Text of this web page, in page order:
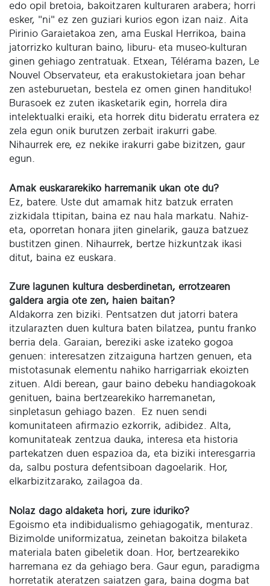
edo opil bretoia, bakoitzaren kulturaren arabera; horri
esker, "ni" ez zen guziari kurios egon izan naiz. Aita
Pirinio Garaietakoa zen, ama Euskal Herrikoa, baina
jatorrizko kulturan baino, liburu- eta museo-kulturan
ginen gehiago zentratuak. Etxean, Télérama bazen, Le
Nouvel Observateur, eta erakustokietara joan behar
zen asteburuetan, bestela ez omen ginen handituko!
Burasoek ez zuten ikasketarik egin, horrela dira
intelektualki eraiki, eta horrek ditu bideratu erratera ez
zela egun onik burutzen zerbait irakurri gabe.
Nihaurrek ere, ez nekike irakurri gabe bizitzen, gaur
egun.
Amak euskararekiko harremanik ukan ote du?
Ez, batere. Uste dut amamak hitz batzuk erraten
zizkidala ttipitan, baina ez nau hala markatu. Nahiz-
eta, oporretan honara jiten ginelarik, gauza batzuez
bustitzen ginen. Nihaurrek, bertze hizkuntzak ikasi
ditut, baina ez euskara.
Zure lagunen kultura desberdinetan, errotzearen
galdera argia ote zen, haien baitan?
Aldakorra zen biziki. Pentsatzen dut jatorri batera
itzularazten duen kultura baten bilatzea, puntu franko
berria dela. Garaian, bereziki aske izateko gogoa
genuen: interesatzen zitzaiguna hartzen genuen, eta
mistotasunak elementu nahiko harrigarriak ekoizten
zituen. Aldi berean, gaur baino debeku handiagokoak
genituen, baina bertzearekiko harremanetan,
sinpletasun gehiago bazen. Ez nuen sendi
komunitateen afirmazio ezkorrik, adibidez. Alta,
komunitateak zentzua dauka, interesa eta historia
partekatzen duen espazioa da, eta biziki interesgarria
da, salbu postura defentsiboan dagoelarik. Hor,
elkarbizitzarako, zailagoa da.
Nolaz dago aldaketa hori, zure iduriko?
Egoismo eta indibidualismo gehiagogatik, menturaz.
Bizimolde uniformizatua, zeinetan bakoitza bilaketa
materiala baten gibeletik doan. Hor, bertzearekiko
harremana ez da gehiago bera. Gaur egun, paradigma
horretatik ateratzen saiatzen gara, baina dogma bat